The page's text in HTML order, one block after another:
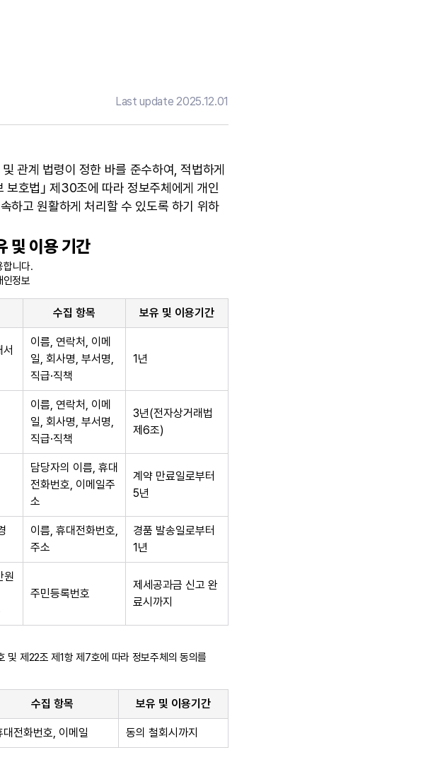
Last update 2025.12.01
관계 법령이 정한 바를 준수하여, 적법하게
보호법｣ 제30조에 따라 정보주체에게 개인
하고 원활하게 처리할 수 있도록 하기 위하
및 이용 기간
합니다.
인정보
수집 항목 보유 및 이용기간
이름, 연락처, 이메
일, 회사명, 부서명,
직급·직책
1년
이름, 연락처, 이메
일, 회사명, 부서명,
직급·직책
3년(전자상거래법
제6조)
담당자의 이름, 휴대
전화번호, 이메일주
소
계약 만료일로부터
5년
이름, 휴대전화번호,
주소
경품 발송일로부터
1년
원
주민등록번호
제세공과금 신고 완
료시까지
및 제22조 제1항 제7호에 따라 정보주체의 동의를
수집 항목 보유 및 이용기간
대전화번호, 이메일 동의 철회시까지